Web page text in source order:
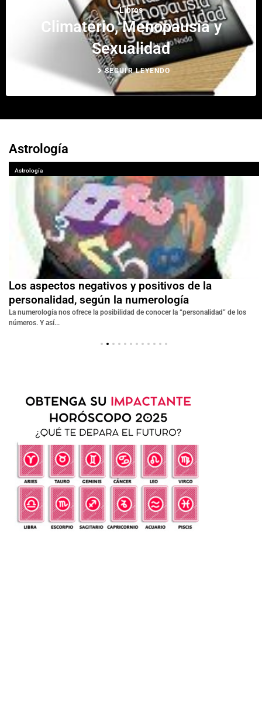
Libros
Climaterio, Menopausia y
Sexualidad
SEGUIR LEYENDO
Astrología
Astrología
Los aspectos negativos y positivos de la
personalidad, según la numerología
La numerología nos ofrece la posibilidad de conocer la “personalidad” de los
números. Y así...